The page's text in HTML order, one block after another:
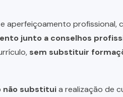
aperfeiçoamento profissional,
junto a conselhos
sem substituir
não substituia realização de